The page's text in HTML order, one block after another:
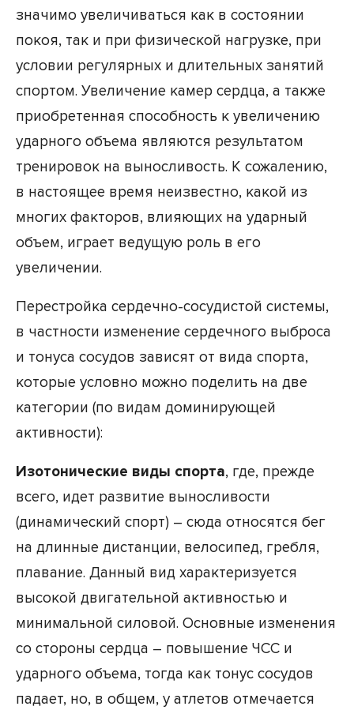
значимо увеличиваться как в состоянии
покоя, так и при физической нагрузке, при
условии регулярных и длительных занятий
спортом. Увеличение камер сердца, а также
приобретенная способность к увеличению
ударного объема являются результатом
тренировок на выносливость. К сожалению,
в настоящее время неизвестно, какой из
многих факторов, влияющих на ударный
объем, играет ведущую роль в его
увеличении.
Перестройка сердечно-сосудистой системы,
в частности изменение сердечного выброса
и тонуса сосудов зависят от вида спорта,
которые условно можно поделить на две
категории (по видам доминирующей
активности):
Изотонические виды спорта, где, прежде
всего, идет развитие выносливости
(динамический спорт) – сюда относятся бег
на длинные дистанции, велосипед, гребля,
плавание. Данный вид характеризуется
высокой двигательной активностью и
минимальной силовой. Основные изменения
со стороны сердца – повышение ЧСС и
ударного объема, тогда как тонус сосудов
падает, но, в общем, у атлетов отмечается